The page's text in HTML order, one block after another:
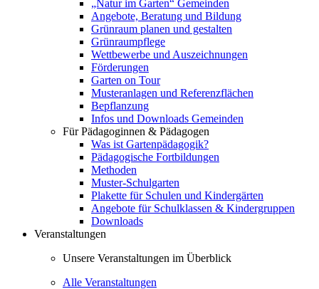
„Natur im Garten“ Gemeinden
Angebote, Beratung und Bildung
Grünraum planen und gestalten
Grünraumpflege
Wettbewerbe und Auszeichnungen
Förderungen
Garten on Tour
Musteranlagen und Referenzflächen
Bepflanzung
Infos und Downloads Gemeinden
Für Pädagoginnen & Pädagogen
Was ist Gartenpädagogik?
Pädagogische Fortbildungen
Methoden
Muster-Schulgarten
Plakette für Schulen und Kindergärten
Angebote für Schulklassen & Kindergruppen
Downloads
Veranstaltungen
Unsere Veranstaltungen im Überblick
Alle Veranstaltungen